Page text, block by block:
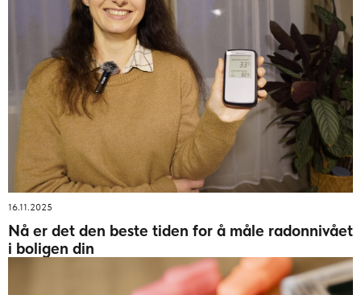
16.11.2025
Nå er det den beste tiden for å måle radonnivået
i boligen din